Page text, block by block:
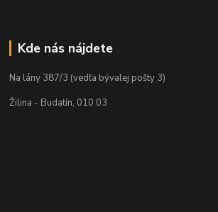
Kde nás nájdete
Na lány 387/3 (vedľa bývalej pošty 3)
Žilina - Budatín, 010 03